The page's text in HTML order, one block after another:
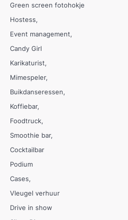
Green screen fotohokje
Hostess
Event management
Candy Girl
Karikaturist
Mimespeler
Buikdanseressen
Koffiebar
Foodtruck
Smoothie bar
Cocktailbar
Podium
Cases
Vleugel verhuur
Drive in show